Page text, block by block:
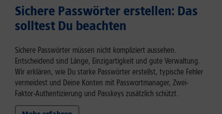
Sichere Passwörter erstellen: Das
solltest Du beachten
Sichere Passwörter müssen nicht kompliziert aussehen.
Entscheidend sind Länge, Einzigartigkeit und gute Verwaltung.
Wir erklären, wie Du starke Passwörter erstellst, typische Fehler
vermeidest und Deine Konten mit Passwortmanager, Zwei-
Faktor-Authentizierung und Passkeys zusätzlich schützt.